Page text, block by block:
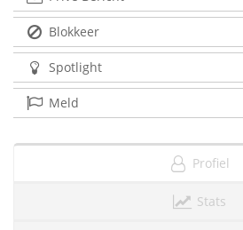
Blokkeer
Spotlight
Meld
Profiel
Stats